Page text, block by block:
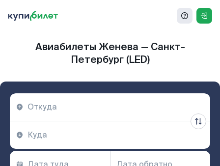
Авиабилеты Женева — Санкт-
Петербург (LED)